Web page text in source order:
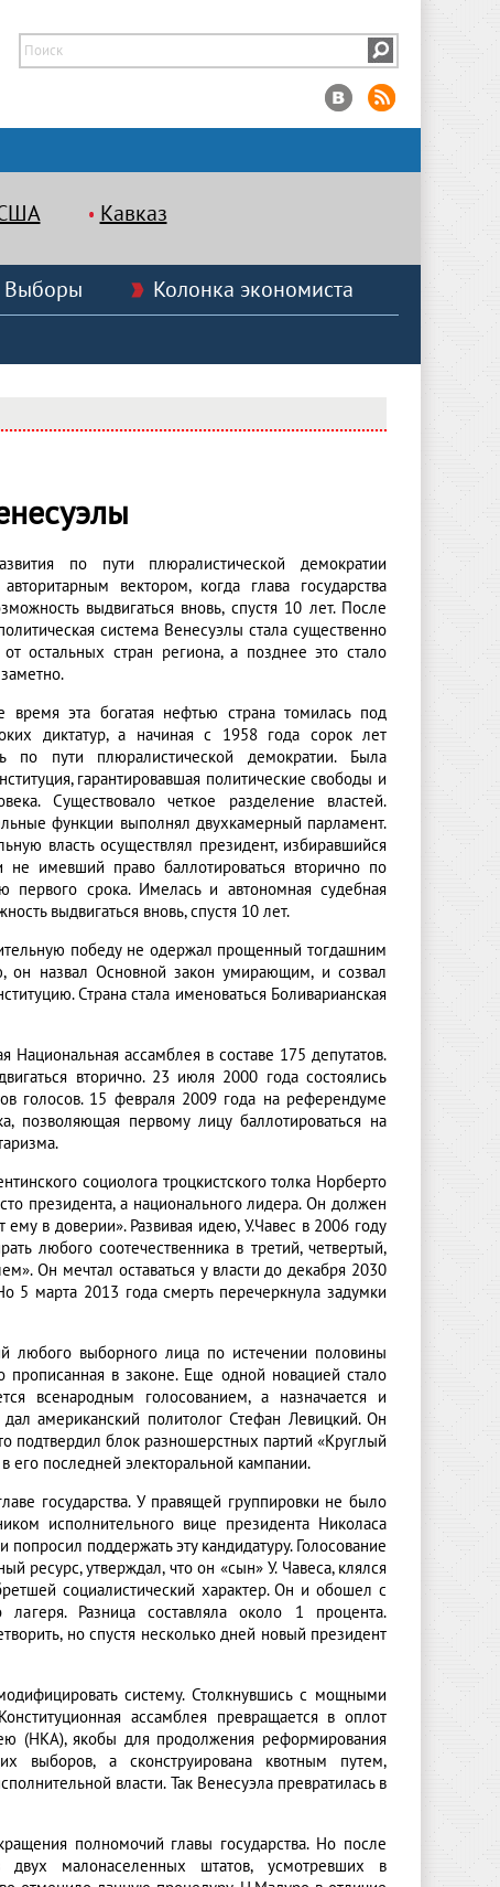
Кавказ
Выборы
Колонка экономиста
по пути плюралистической демократии
вектором, когда глава государства
выдвигаться вновь, спустя 10 лет. После
система Венесуэлы стала существенно
от остальных стран региона, а позднее это стало
время эта богатая нефтью страна томилась под
диктатур, а начиная с 1958 года сорок лет
по пути плюралистической демократии. Была
гарантировавшая политические свободы и
Существовало четкое разделение властей.
функции выполнял двухкамерный парламент.
власть осуществлял президент, избиравшийся
имевший право баллотироваться вторично по
первого срока. Имелась и автономная судебная
выдвигаться вновь, спустя 10 лет.
победу не одержал прощенный тогдашним
он назвал Основной закон умирающим, и созвал
Страна стала именоваться Боливарианская
ассамблея в составе 175 депутатов.
вторично. 23 июля 2000 года состоялись
голосов. 15 февраля 2009 года на референдуме
позволяющая первому лицу баллотироваться на
социолога троцкистского толка Норберто
президента, а национального лидера. Он должен
в доверии». Развивая идею, У.Чавес в 2006 году
любого соотечественника в третий, четвертый,
Он мечтал оставаться у власти до декабря 2030
5 марта 2013 года смерть перечеркнула задумки
любого выборного лица по истечении половины
прописанная в законе. Еще одной новацией стало
всенародным голосованием, а назначается и
американский политолог Стефан Левицкий. Он
подтвердил блок разношерстных партий «Круглый
его последней электоральной кампании.
государства. У правящей группировки не было
исполнительного вице президента Николаса
поддержать эту кандидатуру. Голосование
ресурс, утверждал, что он «сын» У. Чавеса, клялся
социалистический характер. Он и обошел с
Разница составляла около 1 процента.
но спустя несколько дней новый президент
систему. Столкнувшись с мощными
ассамблея превращается в оплот
(НКА), якобы для продолжения реформирования
выборов, а сконструирована квотным путем,
власти. Так Венесуэла превратилась в
полномочий главы государства. Но после
двух малонаселенных штатов, усмотревших в